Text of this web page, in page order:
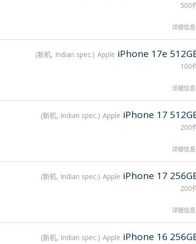
500
详细信息
新机, Indian spec. Apple iPhone 17e
100
详细信息
新机, Indian spec. Apple iPhone 17
200
详细信息
新机, Indian spec. Apple iPhone 17
200
详细信息
新机, Indian spec. Apple iPhone 16